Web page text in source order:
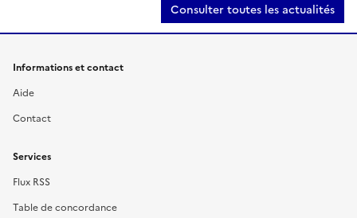
Consulter toutes les actualités
Informations et contact
Aide
Contact
Services
Flux RSS
Table de concordance